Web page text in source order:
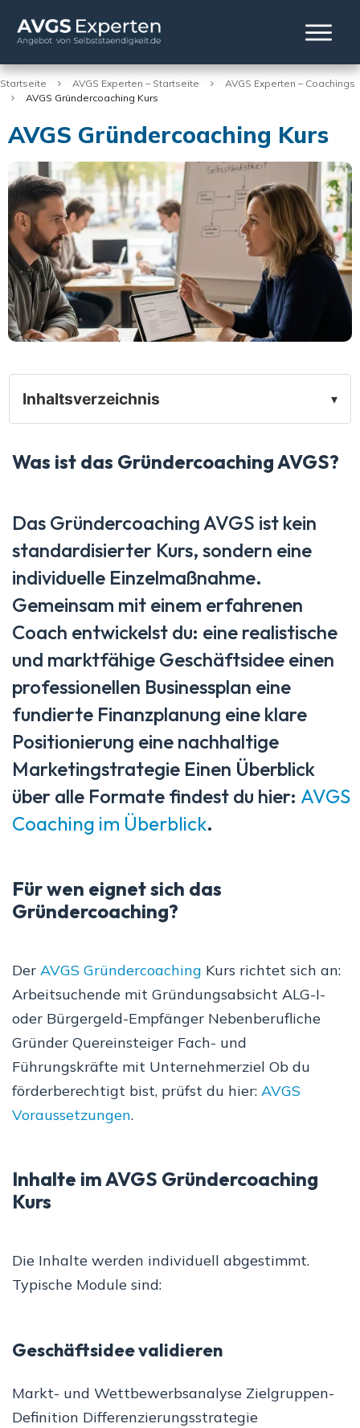
Startseite AVGS Experten – Startseite
AVGS Experten – Coachings
AVGS Gründercoaching Kurs
AVGS Gründercoaching Kurs
Inhaltsverzeichnis ▾
Was ist das Gründercoaching AVGS?
Das Gründercoaching AVGS ist kein
standardisierter Kurs, sondern eine
individuelle Einzelmaßnahme.
Gemeinsam mit einem erfahrenen
Coach entwickelst du: eine realistische
und marktfähige Geschäftsidee einen
professionellen Businessplan eine
fundierte Finanzplanung eine klare
Positionierung eine nachhaltige
Marketingstrategie Einen Überblick
über alle Formate findest du hier: AVGS
Coaching im Überblick.
Für wen eignet sich das
Gründercoaching?
Der AVGS Gründercoaching Kurs richtet sich an:
Arbeitsuchende mit Gründungsabsicht ALG-I-
oder Bürgergeld-Empfänger Nebenberufliche
Gründer Quereinsteiger Fach- und
Führungskräfte mit Unternehmerziel Ob du
förderberechtigt bist, prüfst du hier: AVGS
Voraussetzungen.
Inhalte im AVGS Gründercoaching
Kurs
Die Inhalte werden individuell abgestimmt.
Typische Module sind:
Geschäftsidee validieren
Markt- und Wettbewerbsanalyse Zielgruppen-
Definition Differenzierungsstrategie